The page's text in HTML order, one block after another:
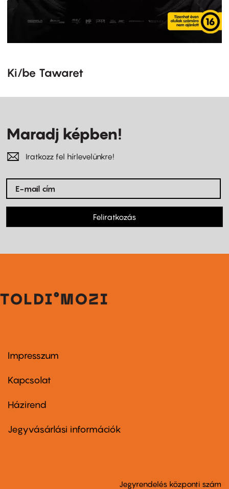
Ki/be Tawaret
Maradj képben!
Iratkozz fel hírlevelünkre!
Feliratkozás
Footer
first
Impresszum
Kapcsolat
Footer
second
Házirend
Jegyvásárlási információk
Jegyrendelés központi szám